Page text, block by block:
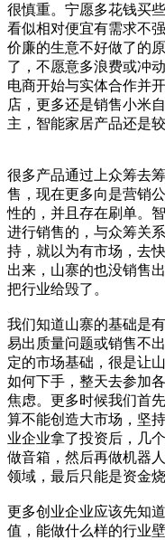
很慎重。宁愿多花钱买
看似相对便宜有需求不
价廉的生意不好做了的
了，不愿意多浪费或冲
电商开始与实体合作并
店，更多还是销售小米
主，智能家居产品还是较
很多产品通过上众筹去
售，现在更多向是营销
性的，并且存在刷单。
进行销售的，与众筹关
持，就以为有市场，去
出来，山寨的也没销售
把行业给毁了。
我们知道山寨的基础是
易出质量问题或销售不
定的市场基础，很是让
如何下手，整天去参加
焦虑。更多时候我们首
算不能创造大市场，坚
业企业拿了投资后，几
做音箱，然后再做机器
领域，最后只能是资金
更多创业企业应该先知
值，能做什么样的行业